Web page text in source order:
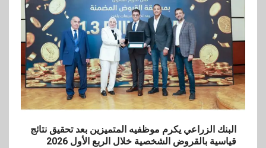
البنك الزراعي يكرم موظفيه المتميزين بعد تحقيق نتائج
قياسية بالقروض الشخصية خلال الربع الأول 2026